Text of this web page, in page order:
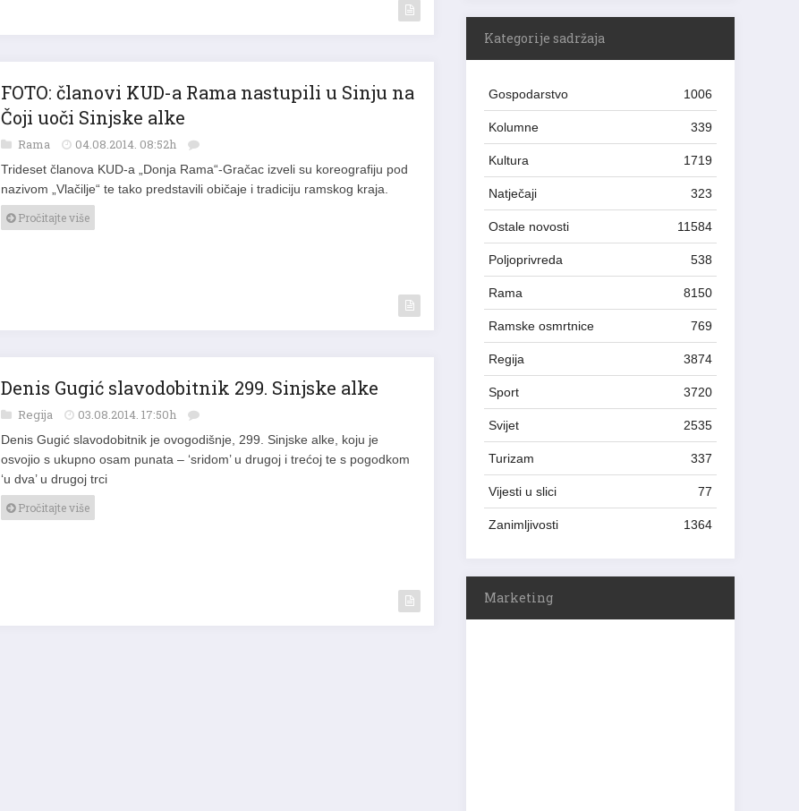
FOTO: članovi KUD-a Rama nastupili u Sinju na
Čoji uoči Sinjske alke
Rama 04.08.2014. 08:52h
Trideset članova KUD-a „Donja Rama“-Gračac izveli su koreografiju pod
nazivom „Vlačilje“ te tako predstavili običaje i tradiciju ramskog kraja.
Pročitajte više
Denis Gugić slavodobitnik 299. Sinjske alke
Regija 03.08.2014. 17:50h
Denis Gugić slavodobitnik je ovogodišnje, 299. Sinjske alke, koju je
osvojio s ukupno osam punata – ‘sridom’ u drugoj i trećoj te s pogodkom
‘u dva’ u drugoj trci
Pročitajte više
Kategorije sadržaja
Gospodarstvo 1006
Kolumne 339
Kultura 1719
Natječaji 323
Ostale novosti 11584
Poljoprivreda 538
Rama 8150
Ramske osmrtnice 769
Regija 3874
Sport 3720
Svijet 2535
Turizam 337
Vijesti u slici 77
Zanimljivosti 1364
Marketing